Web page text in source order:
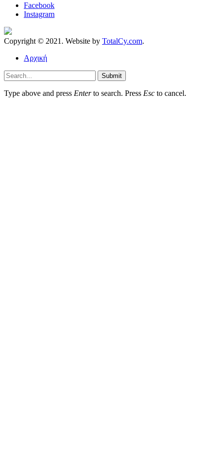
Facebook
Instagram
Copyright © 2021. Website by TotalCy.com.
Αρχική
Submit
Type above and press Enterto search. Press Esc to cancel.